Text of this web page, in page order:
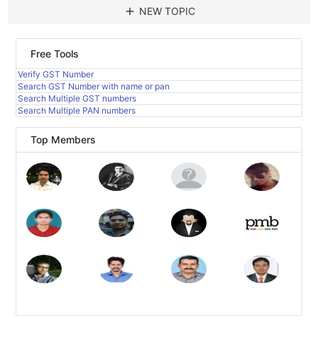
add NEW TOPIC
Free Tools
Verify GST Number
Search GST Number with name or pan
Search Multiple GST numbers
Search Multiple PAN numbers
Top Members